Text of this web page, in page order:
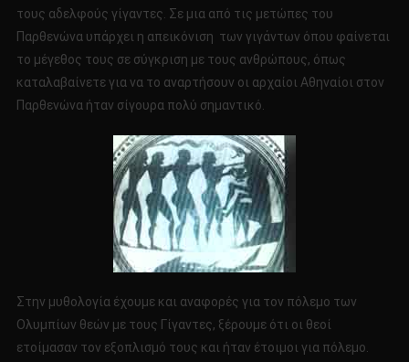
τους αδελφούς γίγαντες. Σε μια από τις μετώπες του
Παρθενώνα υπάρχει η απεικόνιση των γιγάντων όπου φαίνεται
το μέγεθος τους σε σύγκριση με τους ανθρώπους, όπως
καταλαβαίνετε για να το αναρτήσουν οι αρχαίοι Αθηναίοι στον
Παρθενώνα ήταν σίγουρα πολύ σημαντικό.
Στην μυθολογία έχουμε και αναφορές για τον πόλεμο των
Ολυμπίων θεών με τους Γίγαντες, ξέρουμε ότι οι θεοί
ετοίμασαν τον εξοπλισμό τους και ήταν έτοιμοι για πόλεμο.